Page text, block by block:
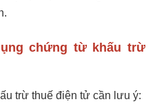
chứng từ khấu trừ
trừ thuế điện tử cần lưu ý: